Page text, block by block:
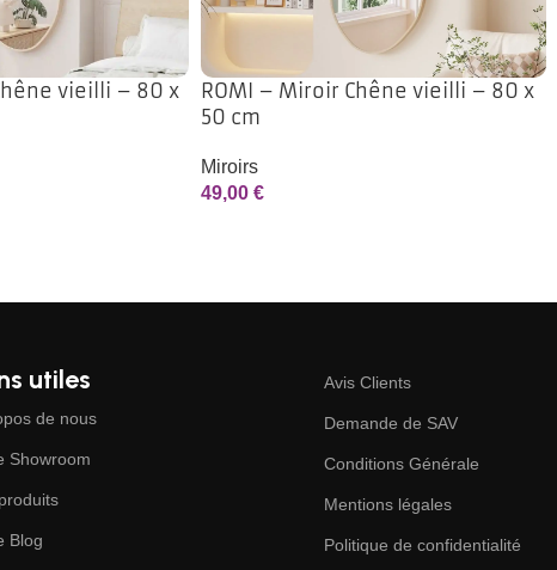
vieilli – 80 x
ROMI – Miroir Chêne vieilli – 80 x
50 cm
Miroirs
49,00€
utiles
de nous
Showroom
Blog
Avis Clients
Demande de SAV
Conditions Générale
Mentions légales
Politique de confidentialité